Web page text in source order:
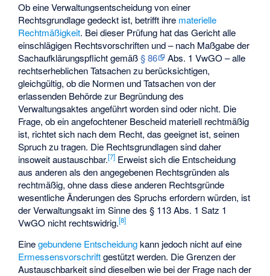
Ob eine Verwaltungsentscheidung von einer
Rechtsgrundlage gedeckt ist, betrifft ihre materielle
Rechtmäßigkeit. Bei dieser Prüfung hat das Gericht alle
einschlägigen Rechtsvorschriften und – nach Maßgabe der
Sachaufklärungspflicht gemäß§ 86
Abs. 1 VwGO – alle
rechtserheblichen Tatsachen zu berücksichtigen,
gleichgültig, ob die Normen und Tatsachen von der
erlassenden Behörde zur Begründung des
Verwaltungsaktes angeführt worden sind oder nicht. Die
Frage, ob ein angefochtener Bescheid materiell rechtmäßig
ist, richtet sich nach dem Recht, das geeignet ist, seinen
Spruch zu tragen. Die Rechtsgrundlagen sind daher
insoweit austauschbar.[7] Erweist sich die Entscheidung
aus anderen als den angegebenen Rechtsgründen als
rechtmäßig, ohne dass diese anderen Rechtsgründe
wesentliche Änderungen des Spruchs erfordern würden, ist
der Verwaltungsakt im Sinne des § 113 Abs. 1 Satz 1
VwGO nicht rechtswidrig.[8]
Einegebundene Entscheidungkann jedoch nicht auf eine
Ermessensvorschriftgestützt werden. Die Grenzen der
Austauschbarkeit sind dieselben wie bei der Frage nach der